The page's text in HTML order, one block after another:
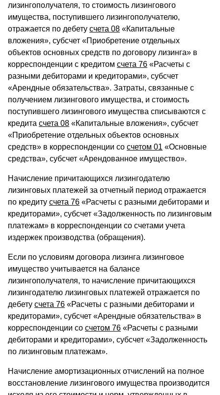
лизингополучателя, то стоимость лизингового
имущества, поступившего лизингополучателю,
отражается по дебету счета 08 «Капитальные
вложения», субсчет «Приобретение отдельных
объектов основных средств по договору лизинга» в
корреспонденции с кредитом счета 76 «Расчеты с
разными дебиторами и кредиторами», субсчет
«Арендные обязательства». Затраты, связанные с
получением лизингового имущества, и стоимость
поступившего лизингового имущества списываются с
кредита счета 08 «Капитальные вложения», субсчет
«Приобретение отдельных объектов основных
средств» в корреспонденции со счетом 01 «Основные
средства», субсчет «Арендованное имущество».
Начисление причитающихся лизингодателю
лизинговых платежей за отчетный период отражается
по кредиту счета 76 «Расчеты с разными дебиторами и
кредиторами», субсчет «Задолженность по лизинговым
платежам» в корреспонденции со счетами учета
издержек производства (обращения).
Если по условиям договора лизинга лизинговое
имущество учитывается на балансе
лизингополучателя, то начисление причитающихся
лизингодателю лизинговых платежей отражается по
дебету счета 76 «Расчеты с разными дебиторами и
кредиторами», субсчет «Арендные обязательства» в
корреспонденции со счетом 76 «Расчеты с разными
дебиторами и кредиторами», субсчет «Задолженность
по лизинговым платежам».
Начисление амортизационных отчислений на полное
восстановление лизингового имущества производится